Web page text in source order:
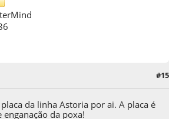
#15
da linha Astoria por ai. A placa é
enganação da poxa!